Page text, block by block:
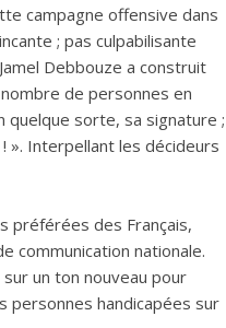
campagne offensive dans
; pas culpabilisante
Debbouze a construit
de personnes en
quelque sorte, sa signature ;
». Interpellant les décideurs
préférées des Français,
communication nationale.
un ton nouveau pour
personnes handicapées sur